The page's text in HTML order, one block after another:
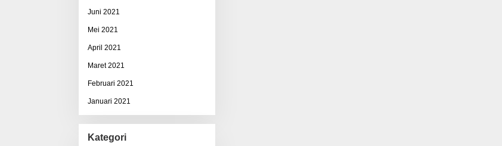
Juni 2021
Mei 2021
April 2021
Maret 2021
Februari 2021
Januari 2021
Kategori